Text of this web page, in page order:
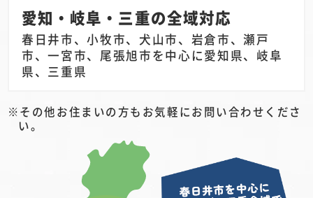
愛知・岐阜・三重の全域対応
春日井市、小牧市、犬山市、岩倉市、瀬戸
市、一宮市、尾張旭市を中心に愛知県、岐阜
県、三重県
その他お住まいの方もお気軽にお問い合わせくださ
い。